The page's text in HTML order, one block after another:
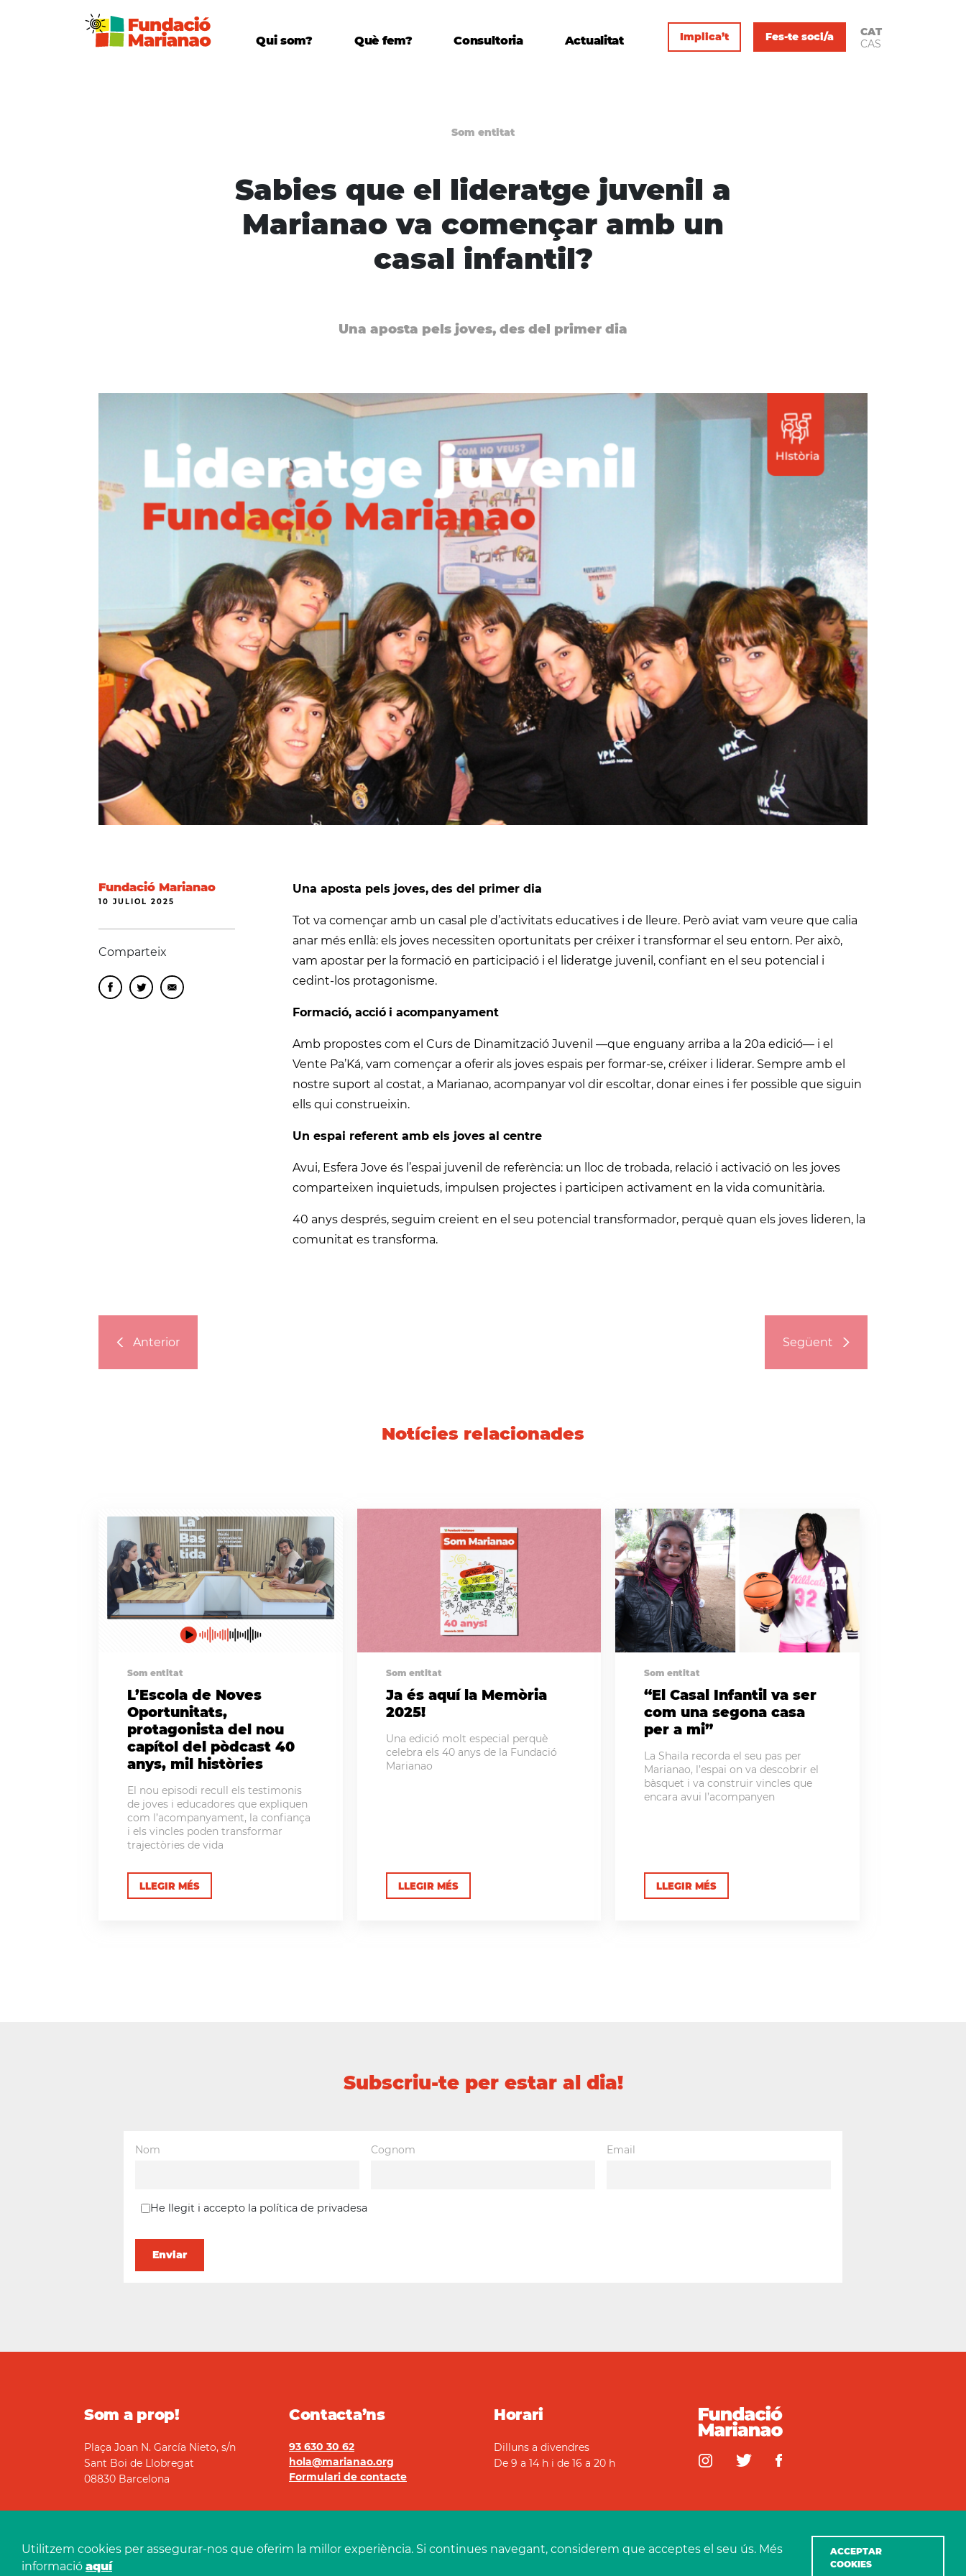
Qui som? Què fem? Consultoria Actualitat Implica’t Fes-te soci/a
CAT
CAS
Som entitat
Sabies que el lideratge juvenil a
Marianao va començar amb un
casal infantil?
Una aposta pels joves, des del primer dia
Fundació Marianao
10 JULIOL 2025
Comparteix
Una aposta pels joves, des del primer dia
Tot va començar amb un casal ple d’activitats educatives i de lleure. Però aviat vam veure que calia
anar més enllà: els joves necessiten oportunitats per créixer i transformar el seu entorn. Per això,
vam apostar per la formació en participació i el lideratge juvenil, confiant en el seu potencial i
cedint-los protagonisme.
Formació, acció i acompanyament
Amb propostes com el Curs de Dinamització Juvenil —que enguany arriba a la 20a edició— i el
Vente Pa’Ká, vam començar a oferir als joves espais per formar-se, créixer i liderar. Sempre amb el
nostre suport al costat, a Marianao, acompanyar vol dir escoltar, donar eines i fer possible que siguin
ells qui construeixin.
Un espai referent amb els joves al centre
Avui, Esfera Jove és l’espai juvenil de referència: un lloc de trobada, relació i activació on les joves
comparteixen inquietuds, impulsen projectes i participen activament en la vida comunitària.
40 anys després, seguim creient en el seu potencial transformador, perquè quan els joves lideren, la
comunitat es transforma.
Anterior Següent
Notícies relacionades
Som entitat
L’Escola de Noves
Oportunitats,
protagonista del nou
capítol del pòdcast 40
anys, mil històries
El nou episodi recull els testimonis
de joves i educadores que expliquen
com l’acompanyament, la confiança
i els vincles poden transformar
trajectòries de vida
LLEGIR MÉS
Som entitat
Ja és aquí la Memòria
2025!
Una edició molt especial perquè
celebra els 40 anys de la Fundació
Marianao
LLEGIR MÉS
Som entitat
“El Casal Infantil va ser
com una segona casa
per a mi”
La Shaila recorda el seu pas per
Marianao, l’espai on va descobrir el
bàsquet i va construir vincles que
encara avui l’acompanyen
LLEGIR MÉS
Utilitzem cookies per assegurar-nos que oferim la millor experiència. Si continues navegant, considerem que acceptes el seu ús. Més
informació aquí
ACCEPTAR
COOKIES
Subscriu-te per estar al dia!
Nom Cognom Email
He llegit i accepto la política de privadesa
Som a prop!
Plaça Joan N. García Nieto, s/n
Sant Boi de Llobregat
08830 Barcelona
Contacta’ns
93 630 30 62
hola@marianao.org
Formulari de contacte
Horari
Dilluns a divendres
De 9 a 14 h i de 16 a 20 h
Marianao